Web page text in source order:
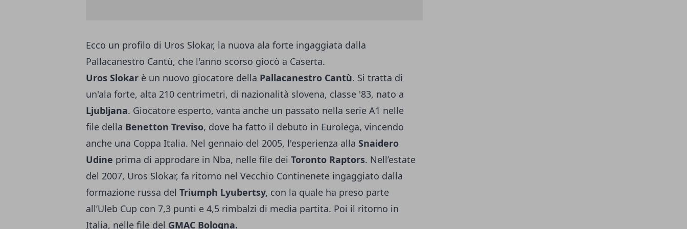
Ecco un profilo di Uros Slokar, la nuova ala forte ingaggiata dalla
Pallacanestro Cantù, che l'anno scorso giocò a Caserta.
Uros Slokar è un nuovo giocatore della Pallacanestro Cantù. Si tratta di
un'ala forte, alta 210 centrimetri, di nazionalità slovena, classe '83, nato a
Ljubljana. Giocatore esperto, vanta anche un passato nella serie A1 nelle
file della Benetton Treviso, dove ha fatto il debuto in Eurolega, vincendo
anche una Coppa Italia. Nel gennaio del 2005, l'esperienza alla Snaidero
Udine prima di approdare in Nba, nelle file dei Toronto Raptors. Nell’estate
del 2007, Uros Slokar, fa ritorno nel Vecchio Continenete ingaggiato dalla
formazione russa del Triumph Lyubertsy, con la quale ha preso parte
all’Uleb Cup con 7,3 punti e 4,5 rimbalzi di media partita. Poi il ritorno in
Italia, nelle file del GMAC Bologna.